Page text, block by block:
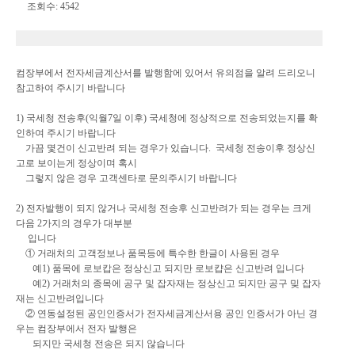
조회수: 4542
컴장부에서 전자세금계산서를 발행함에 있어서 유의점을 알려 드리오니
참고하여 주시기 바랍니다
1) 국세청 전송후(익월7일 이후) 국세청에 정상적으로 전송되었는지를 확
인하여 주시기 바랍니다
가끔 몇건이 신고반려 되는 경우가 있습니다. 국세청 전송이후 정상신
고로 보이는게 정상이며 혹시
그렇지 않은 경우 고객센타로 문의주시기 바랍니다
2) 전자발행이 되지 않거나 국세청 전송후 신고반려가 되는 경우는 크게
다음 2가지의 경우가 대부분
입니다
① 거래처의 고객정보나 품목등에 특수한 한글이 사용된 경우
예1) 품목에 로보캅은 정상신고 되지만 로보캽은 신고반려 입니다
예2) 거래처의 종목에 공구 및 잡자재는 정상신고 되지만 공구 밎 잡자
재는 신고반려입니다
② 연동설정된 공인인증서가 전자세금계산서용 공인 인증서가 아닌 경
우는 컴장부에서 전자 발행은
되지만 국세청 전송은 되지 않습니다